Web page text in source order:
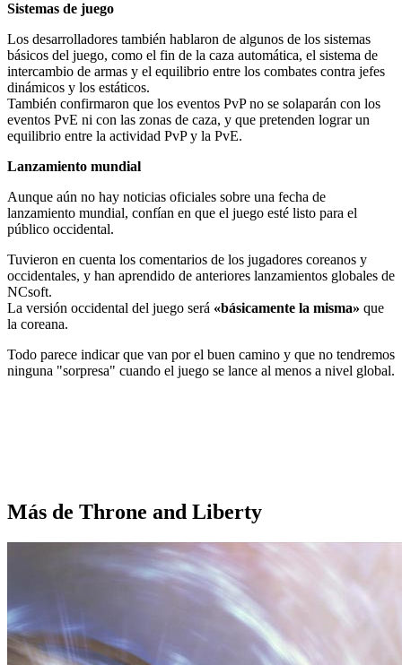
Sistemas de juego
Los desarrolladores también hablaron de algunos de los sistemas
básicos del juego, como el fin de la caza automática, el sistema de
intercambio de armas y el equilibrio entre los combates contra jefes
dinámicos y los estáticos.
También confirmaron que los eventos PvP no se solaparán con los
eventos PvE ni con las zonas de caza, y que pretenden lograr un
equilibrio entre la actividad PvP y la PvE.
Lanzamiento mundial
Aunque aún no hay noticias oficiales sobre una fecha de
lanzamiento mundial, confían en que el juego esté listo para el
público occidental.
Tuvieron en cuenta los comentarios de los jugadores coreanos y
occidentales, y han aprendido de anteriores lanzamientos globales de
NCsoft.
La versión occidental del juego será «básicamente la misma» que
la coreana.
Todo parece indicar que van por el buen camino y que no tendremos
ninguna "sorpresa" cuando el juego se lance al menos a nivel global.
Más de Throne and Liberty